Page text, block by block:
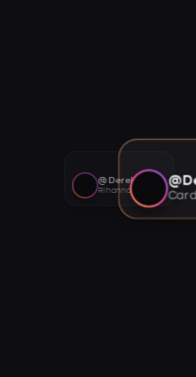
@Derekking
Rihanna AI voice